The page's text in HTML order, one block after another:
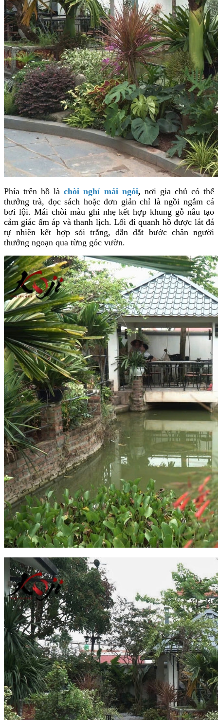
Phía trên hồ làchòi nghỉ mái ngói, nơi gia chủ có thể
thưởng trà, đọc sách hoặc đơn giản chỉ là ngồi ngắm cá
bơi lội. Mái chòi màu ghi nhẹ kết hợp khung gỗ nâu tạo
cảm giác ấm áp và thanh lịch. Lối đi quanh hồ được lát đá
tự nhiên kết hợp sỏi trắng, dẫn dắt bước chân người
thưởng ngoạn qua từng góc vườn.